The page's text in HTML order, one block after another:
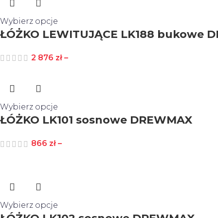
Wybierz opcje
ŁÓŻKO LEWITUJĄCE LK188 bukowe
2 876 zł –
Wybierz opcje
ŁÓŻKO LK101 sosnowe DREWMAX
866 zł –
Wybierz opcje